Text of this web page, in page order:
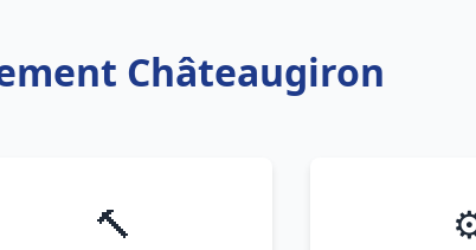
Châteaugiron
🔨